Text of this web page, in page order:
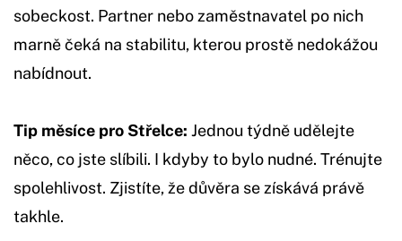
sobeckost. Partner nebo zaměstnavatel po nich
marně čeká na stabilitu, kterou prostě nedokážou
nabídnout.
Tip měsíce pro Střelce: Jednou týdně udělejte
něco, co jste slíbili. I kdyby to bylo nudné. Trénujte
spolehlivost. Zjistíte, že důvěra se získává právě
takhle.